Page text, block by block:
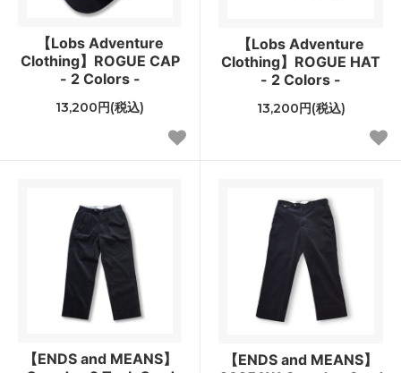
【Lobs Adventure
Clothing】ROGUE CAP
- 2 Colors -
13,200円(税込)
【Lobs Adventure
Clothing】ROGUE HAT
- 2 Colors -
13,200円(税込)
【ENDS and MEANS】
【ENDS and MEANS】